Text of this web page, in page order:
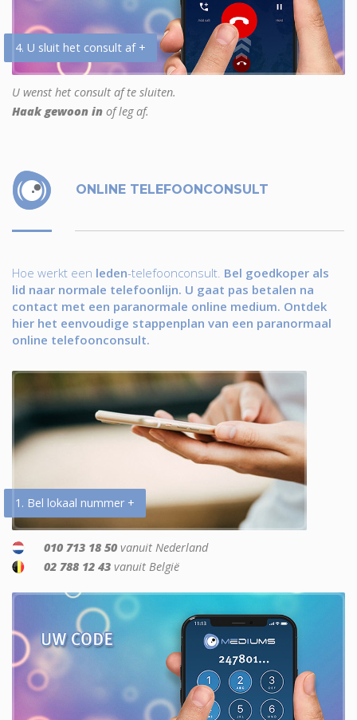
4. U sluit het consult af +
U wenst het consult af te sluiten.
Haak gewoon in of leg af.
ONLINE TELEFOONCONSULT
Hoe werkt een leden-telefoonconsult. Bel goedkoper als
lid naar normale telefoonlijn. U gaat pas betalen na
contact met een paranormale online medium. Ontdek
hier het eenvoudige stappenplan van een paranormaal
online telefoonconsult.
1. Bel lokaal nummer +
010 713 18 50 vanuit Nederland
02 788 12 43 vanuit België